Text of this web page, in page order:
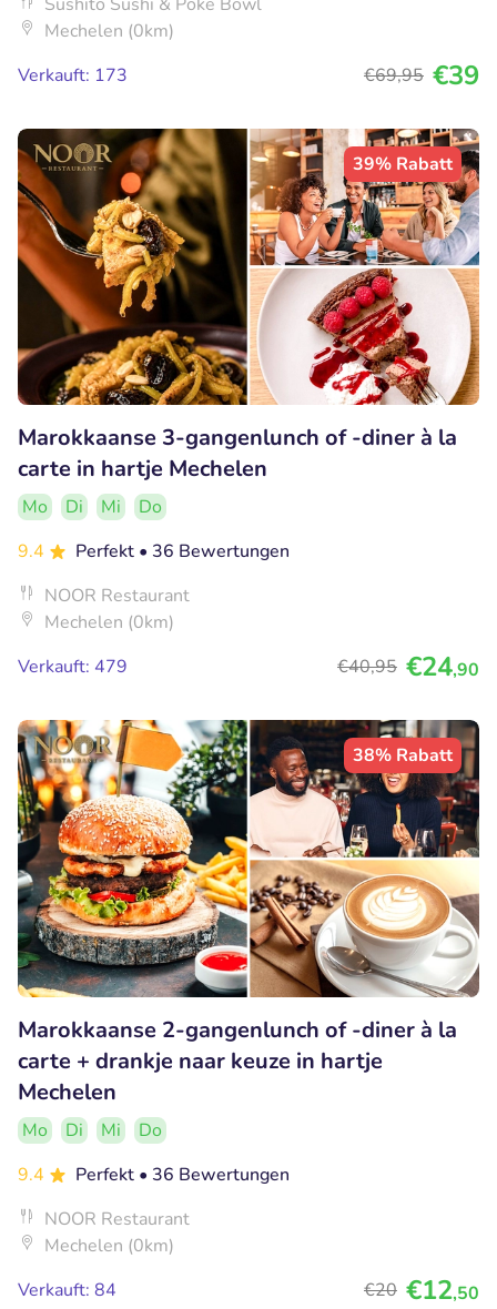
Mechelen (0km)
Verkauft: 173
€69,95 €39
39% Rabatt
Marokkaanse 3-gangenlunch of -diner à la
carte in hartje Mechelen
Mo Di Mi
Do
9.4
Perfekt • 36 Bewertungen
NOOR Restaurant
Mechelen (0km)
Verkauft: 479
€40,95 €24,90
38% Rabatt
Marokkaanse 2-gangenlunch of -diner à la
carte + drankje naar keuze in hartje
Mechelen
Mo Di Mi
Do
9.4
Perfekt • 36 Bewertungen
NOOR Restaurant
Mechelen (0km)
Verkauft: 84
€20 €12,50